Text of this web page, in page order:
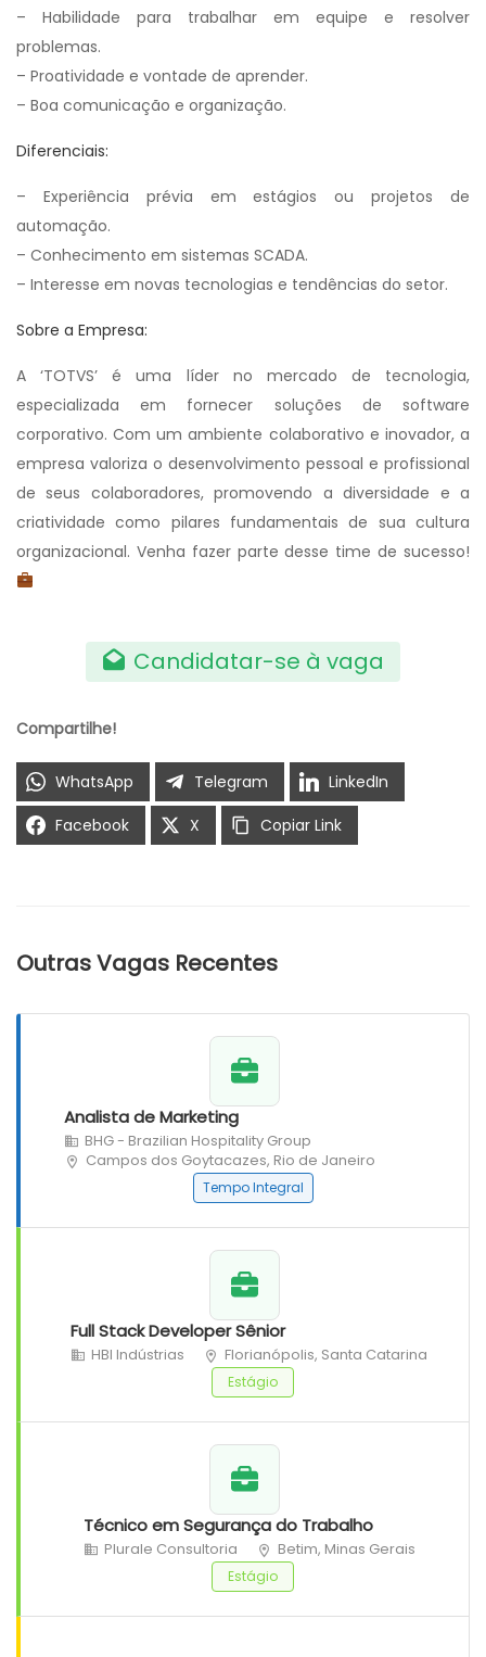
– Habilidade para trabalhar em equipe e resolver
problemas.
– Proatividade e vontade de aprender.
– Boa comunicação e organização.
Diferenciais:
– Experiência prévia em estágios ou projetos de
automação.
– Conhecimento em sistemas SCADA.
– Interesse em novas tecnologias e tendências do setor.
Sobre a Empresa:
A ‘TOTVS’ é uma líder no mercado de tecnologia,
especializada em fornecer soluções de software
corporativo. Com um ambiente colaborativo e inovador, a
empresa valoriza o desenvolvimento pessoal e profissional
de seus colaboradores, promovendo a diversidade e a
criatividade como pilares fundamentais de sua cultura
organizacional. Venha fazer parte desse time de sucesso!
Candidatar-se à vaga
Compartilhe!
WhatsApp Telegram
LinkedIn
Facebook
X Copiar Link
Outras Vagas Recentes
Analista de Marketing
BHG - Brazilian Hospitality Group
Campos dos Goytacazes, Rio de Janeiro
Tempo Integral
Full Stack Developer Sênior
HBI Indústrias Florianópolis, Santa Catarina
Estágio
Técnico em Segurança do Trabalho
Plurale Consultoria Betim, Minas Gerais
Estágio